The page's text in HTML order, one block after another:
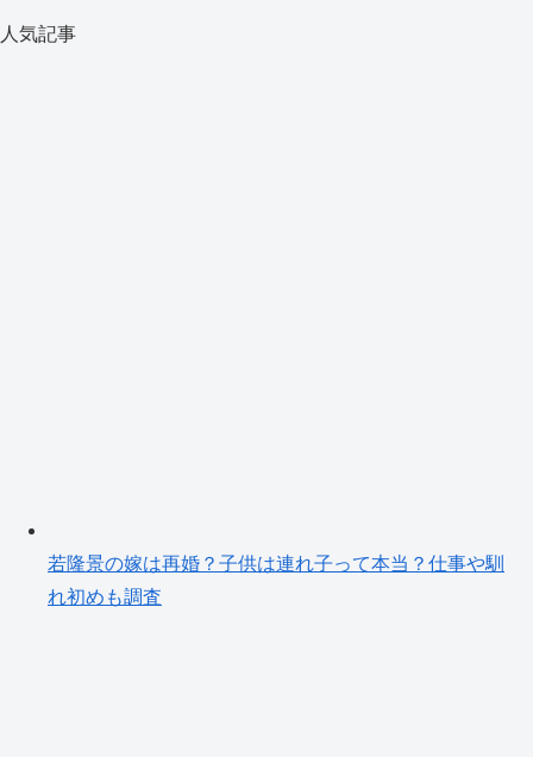
人気記事
若隆景の嫁は再婚？子供は連れ子って本当？仕事や馴
れ初めも調査